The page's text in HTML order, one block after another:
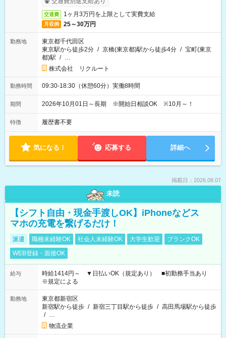
交通費 1ヶ月3万円を上限として実費支給
月収例 25～30万円
勤務地
東京都千代田区
東京駅から徒歩2分 / 京橋(東京都)駅から徒歩4分 / 宝町(東京
都)駅 / …
株式会社 リクルート
勤務時間 09:30-18:30（休憩60分）実働8時間
期間 2026年10月01日～長期 ※開始日相談OK ※10月～！
特徴 履歴書不要
気になる！ 応募する 詳細へ
掲載日：2026.08.07
未読
【シフト自由・現金手渡しOK】iPhoneなどス
マホの充電を繋げるだけ！
派遣 職種未経験OK 社会人未経験OK 大学生歓迎
ブランクOK
WEB登録・面接OK
給与
時給1414円～ ▼日払いOK（規定あり） ■初勤務手当あり
※規定による
勤務地
東京都新宿区
新宿駅から徒歩 / 新宿三丁目駅から徒歩 / 高田馬場駅から徒歩
/ …
物流企業